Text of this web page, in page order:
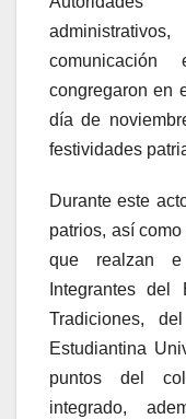
congregaron en
día de
festividades
Durante este
patrios, así
que realzan e
Integrantes del
Tradiciones,
Estudiantina
puntos del
integrado,